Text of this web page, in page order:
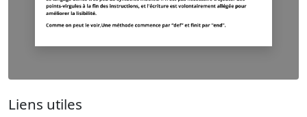
Liens utiles